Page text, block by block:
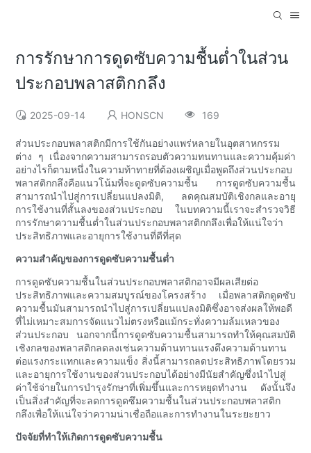
การรักษาการดูดซับความชื้นต่ำในส่วน
ประกอบพลาสติกกลึง
2025-09-14 HONSCN 169
ส่วนประกอบพลาสติกมีการใช้กันอย่างแพร่หลายในอุตสาหกรรม
ต่าง ๆ เนื่องจากความสามารถรอบตัวความทนทานและความคุ้มค่า
อย่างไรก็ตามหนึ่งในความท้าทายที่ต้องเผชิญเมื่อพูดถึงส่วนประกอบ
พลาสติกกลึงคือแนวโน้มที่จะดูดซับความชื้น การดูดซับความชื้น
สามารถนำไปสู่การเปลี่ยนแปลงมิติ, ลดคุณสมบัติเชิงกลและอายุ
การใช้งานที่สั้นลงของส่วนประกอบ ในบทความนี้เราจะสำรวจวิธี
การรักษาความชื้นต่ำในส่วนประกอบพลาสติกกลึงเพื่อให้แน่ใจว่า
ประสิทธิภาพและอายุการใช้งานที่ดีที่สุด
ความสำคัญของการดูดซับความชื้นต่ำ
การดูดซับความชื้นในส่วนประกอบพลาสติกอาจมีผลเสียต่อ
ประสิทธิภาพและความสมบูรณ์ของโครงสร้าง เมื่อพลาสติกดูดซับ
ความชื้นมันสามารถนำไปสู่การเปลี่ยนแปลงมิติซึ่งอาจส่งผลให้พอดี
ที่ไม่เหมาะสมการจัดแนวไม่ตรงหรือแม้กระทั่งความล้มเหลวของ
ส่วนประกอบ นอกจากนี้การดูดซับความชื้นสามารถทำให้คุณสมบัติ
เชิงกลของพลาสติกลดลงเช่นความต้านทานแรงดึงความต้านทาน
ต่อแรงกระแทกและความแข็ง สิ่งนี้สามารถลดประสิทธิภาพโดยรวม
และอายุการใช้งานของส่วนประกอบได้อย่างมีนัยสำคัญซึ่งนำไปสู่
ค่าใช้จ่ายในการบำรุงรักษาที่เพิ่มขึ้นและการหยุดทำงาน ดังนั้นจึง
เป็นสิ่งสำคัญที่จะลดการดูดซึมความชื้นในส่วนประกอบพลาสติก
กลึงเพื่อให้แน่ใจว่าความน่าเชื่อถือและการทำงานในระยะยาว
ปัจจัยที่ทำให้เกิดการดูดซับความชื้น